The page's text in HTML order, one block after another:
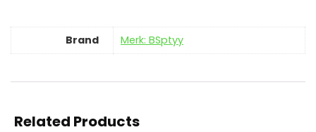
Brand Merk: BSptyy
Related Products